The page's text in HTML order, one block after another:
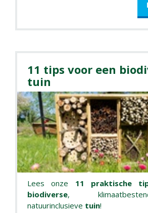
11 tips voor een
tuin
Lees onze 11 praktische
biodiverse,
natuurinclusieve tuin!